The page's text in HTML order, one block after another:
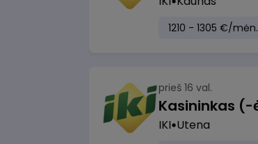
1210 - 1305 €/mėn.
prieš 16 val.
IKI Utena